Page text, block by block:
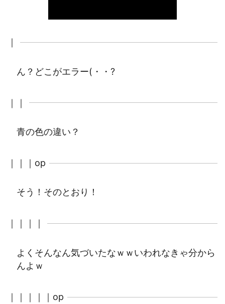
｜
ん？どこがエラー(・・?
｜｜
青の色の違い？
｜｜｜op
そう！そのとおり！
｜｜｜｜
よくそんなん気づいたなｗｗいわれなきゃ分から
んよｗ
｜｜｜｜｜op